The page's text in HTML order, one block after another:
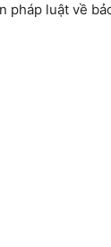
pháp luật về